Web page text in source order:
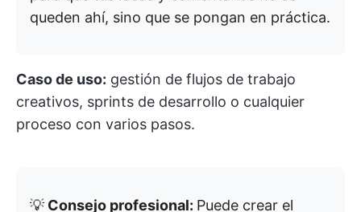
queden ahí, sino que se pongan en práctica.
Caso de uso: gestión de flujos de trabajo
creativos, sprints de desarrollo o cualquier
proceso con varios pasos.
💡 Consejo profesional: Puede crear el